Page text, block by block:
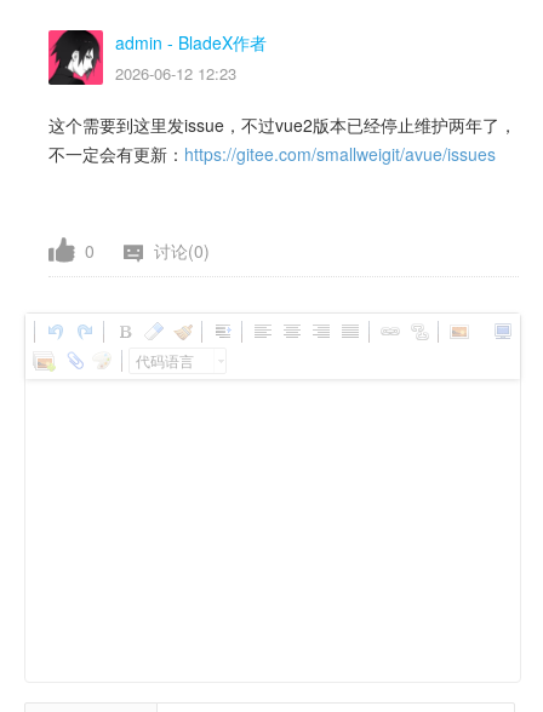
admin - BladeX作者
2026-06-12 12:23
这个需要到这里发issue，不过vue2版本已经停止维护两年了，
不一定会有更新： https://gitee.com/smallweigit/avue/issues
0 讨论(0)
代码语言